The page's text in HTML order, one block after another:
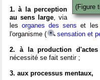
(Figure
1. à la perception
au sens large, via
lesorganes des sens et les
l'organisme (
sensation et
2. à la production d'actes
nécessité se fait sentir ;
3. aux processus mentaux,